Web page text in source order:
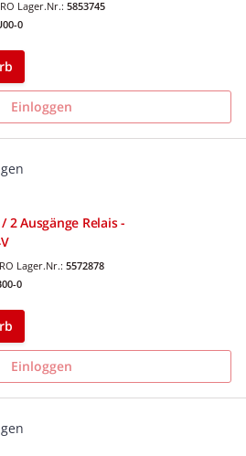
Lager.Nr.: 5853745
0
Einloggen
2 Ausgänge Relais -
Lager.Nr.: 5572878
0
Einloggen